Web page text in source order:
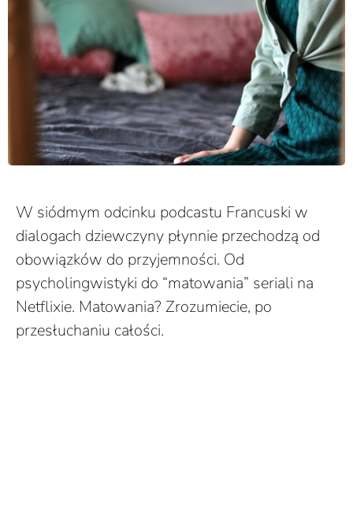
W siódmym odcinku podcastu Francuski w
dialogach dziewczyny płynnie przechodzą od
obowiązków do przyjemności. Od
psycholingwistyki do “matowania” seriali na
Netflixie. Matowania? Zrozumiecie, po
przesłuchaniu całości.